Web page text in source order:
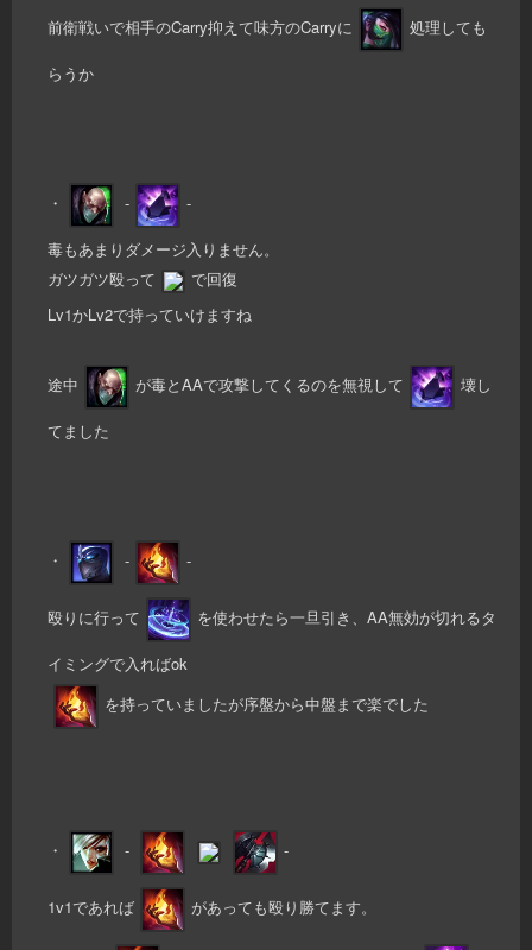
前衛戦いで相手のCarry抑えて味方のCarryに
処理しても
らうか
・ - -
毒もあまりダメージ入りません。
ガツガツ殴って
で回復
Lv1かLv2で持っていけますね
途中 が毒とAAで攻撃してくるのを無視して 壊し
てました
・ - -
殴りに行って を使わせたら一旦引き、AA無効が切れるタ
イミングで入ればok
を持っていましたが序盤から中盤まで楽でした
・ - -
1v1であれば があっても殴り勝てます。